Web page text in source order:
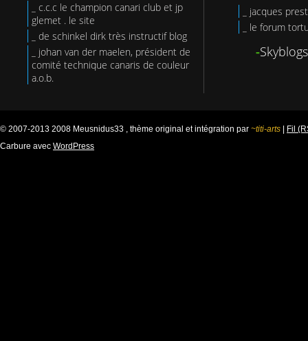
_ c.c.c le champion canari club et jp
glemet . le site
_ de schinkel dirk très instructif blog
_ johan van der maelen, président de
comité technique canaris de couleur
a.o.b.
_ jacques
_ le forum
-Skyblogs
© 2007-2013 2008 Meusnidus33 , thème original et intégration par ~titi-arts
Fil
Carbure avec WordPress